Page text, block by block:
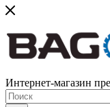
Интернет-магазин